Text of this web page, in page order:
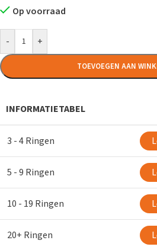
Op voorraad
- +
TOEVOEGEN AAN
INFORMATIETABEL
3 - 4 Ringen
5 - 9 Ringen
10 - 19 Ringen
20+ Ringen